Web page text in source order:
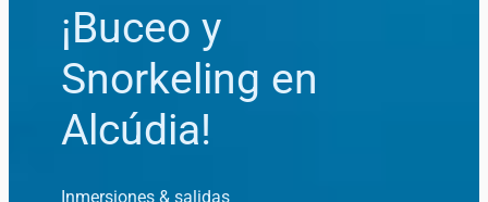
¡Buceo y
Snorkeling en
Alcúdia!
Inmersiones & salidas